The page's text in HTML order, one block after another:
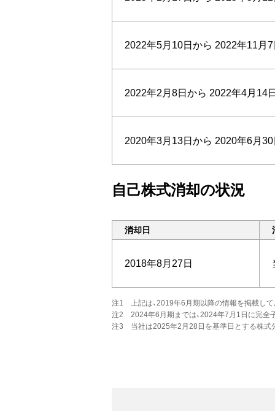
2022年5月10日から 2022年11月
2022年2月8日から 2022年4月14
2020年3月13日から 2020年6月
自己株式消却の状況
消却日
2018年8月27日
注1 上記は、2019年6月期以降の情報を掲載して
注2 2024年6月期までは、2024年7月1日に完全
注3 当社は2025年2月28日を基準日とする株式分